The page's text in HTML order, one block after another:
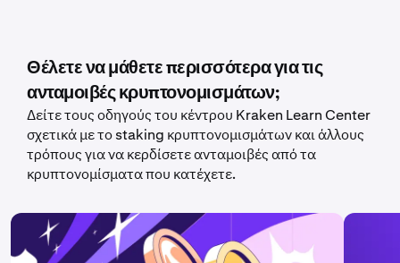
Θέλετε να μάθετε περισσότερα για τις
ανταμοιβές κρυπτονομισμάτων;
Δείτε τους οδηγούς του κέντρου Kraken Learn Center
σχετικά με το staking κρυπτονομισμάτων και άλλους
τρόπους για να κερδίσετε ανταμοιβές από τα
κρυπτονομίσματα που κατέχετε.